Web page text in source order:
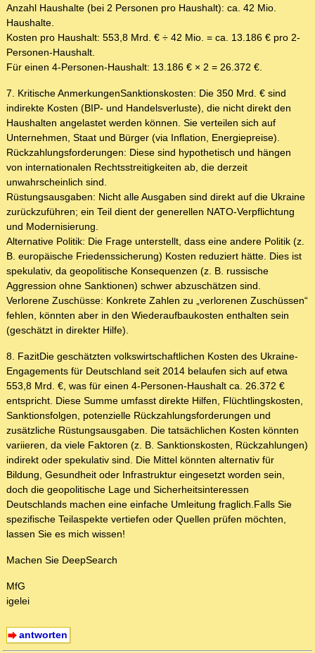
Anzahl Haushalte (bei 2 Personen pro Haushalt): ca. 42 Mio.
Haushalte.
Kosten pro Haushalt: 553,8 Mrd. € ÷ 42 Mio. = ca. 13.186 € pro 2-
Personen-Haushalt.
Für einen 4-Personen-Haushalt: 13.186 € × 2 = 26.372 €.
7. Kritische AnmerkungenSanktionskosten: Die 350 Mrd. € sind
indirekte Kosten (BIP- und Handelsverluste), die nicht direkt den
Haushalten angelastet werden können. Sie verteilen sich auf
Unternehmen, Staat und Bürger (via Inflation, Energiepreise).
Rückzahlungsforderungen: Diese sind hypothetisch und hängen
von internationalen Rechtsstreitigkeiten ab, die derzeit
unwahrscheinlich sind.
Rüstungsausgaben: Nicht alle Ausgaben sind direkt auf die Ukraine
zurückzuführen; ein Teil dient der generellen NATO-Verpflichtung
und Modernisierung.
Alternative Politik: Die Frage unterstellt, dass eine andere Politik (z.
B. europäische Friedenssicherung) Kosten reduziert hätte. Dies ist
spekulativ, da geopolitische Konsequenzen (z. B. russische
Aggression ohne Sanktionen) schwer abzuschätzen sind.
Verlorene Zuschüsse: Konkrete Zahlen zu „verlorenen Zuschüssen“
fehlen, könnten aber in den Wiederaufbaukosten enthalten sein
(geschätzt in direkter Hilfe).
8. FazitDie geschätzten volkswirtschaftlichen Kosten des Ukraine-
Engagements für Deutschland seit 2014 belaufen sich auf etwa
553,8 Mrd. €, was für einen 4-Personen-Haushalt ca. 26.372 €
entspricht. Diese Summe umfasst direkte Hilfen, Flüchtlingskosten,
Sanktionsfolgen, potenzielle Rückzahlungsforderungen und
zusätzliche Rüstungsausgaben. Die tatsächlichen Kosten könnten
variieren, da viele Faktoren (z. B. Sanktionskosten, Rückzahlungen)
indirekt oder spekulativ sind. Die Mittel könnten alternativ für
Bildung, Gesundheit oder Infrastruktur eingesetzt worden sein,
doch die geopolitische Lage und Sicherheitsinteressen
Deutschlands machen eine einfache Umleitung fraglich.Falls Sie
spezifische Teilaspekte vertiefen oder Quellen prüfen möchten,
lassen Sie es mich wissen!
Machen Sie DeepSearch
MfG
igelei
antworten